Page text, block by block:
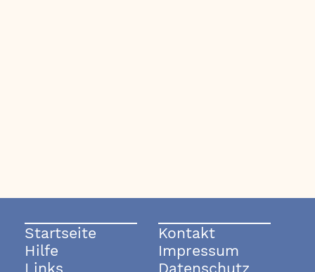
Startseite
Hilfe
Links
Kontakt
Impressum
Datenschutz